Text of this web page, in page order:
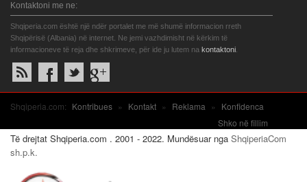
Kontaktoni me ne:
Shqiperia.com është një ndër portalet me më shumë informacion rreth
Shqipërisë (Albania) në internet. Ne jemi vazhdimisht në kërkim të
informacioneve të reja dhe shkrimeve, për ide ju lutem na kontaktoni.
Shqiperia.com: Kontribues » Kontakt » Reklama »
Konfidenca
Shko në fillim
Të drejtat Shqiperia.com . 2001 - 2022. Mundësuar nga ShqiperiaCom
sh.p.k.